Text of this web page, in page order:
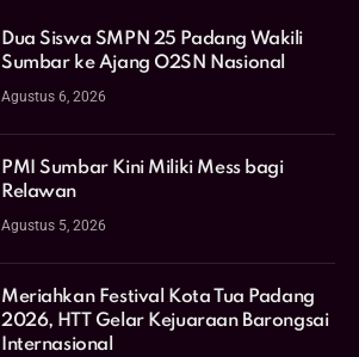
Dua Siswa SMPN 25 Padang Wakili
Sumbar ke Ajang O2SN Nasional
Agustus 6, 2026
PMI Sumbar Kini Miliki Mess bagi
Relawan
Agustus 5, 2026
Meriahkan Festival Kota Tua Padang
2026, HTT Gelar Kejuaraan Barongsai
Internasional